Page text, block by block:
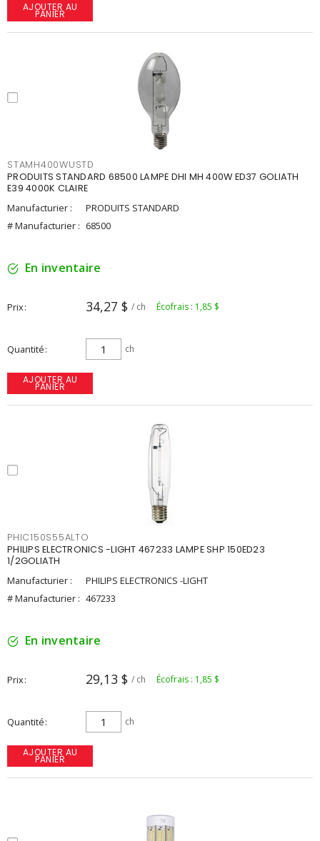
AJOUTER AU
PANIER
STAMH400WUSTD
PRODUITS STANDARD 68500 LAMPE DHI MH 400W ED37 GOLIATH
E39 4000K CLAIRE
Manufacturier :
PRODUITS STANDARD
# Manufacturier : 68500
En inventaire
Prix 34,27 $ / ch Écofrais : 1,85 $
Quantité ch
AJOUTER AU
PANIER
PHIC150S55ALTO
PHILIPS ELECTRONICS -LIGHT 467233 LAMPE SHP 150ED23
1/2GOLIATH
Manufacturier :
PHILIPS ELECTRONICS -LIGHT
# Manufacturier : 467233
En inventaire
Prix 29,13 $ / ch Écofrais : 1,85 $
Quantité ch
AJOUTER AU
PANIER